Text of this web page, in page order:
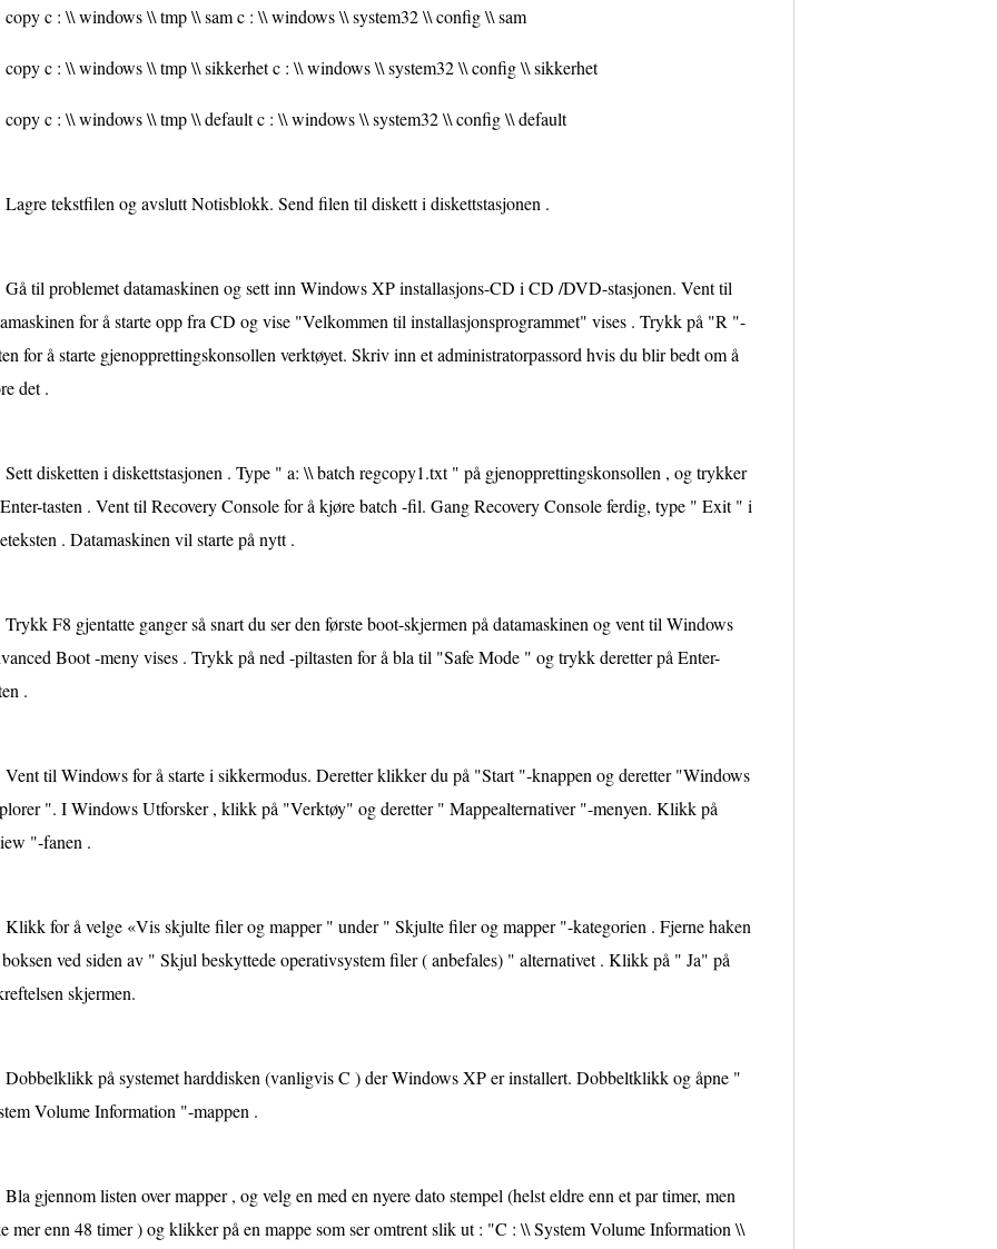
copy c : \\ windows \\ tmp \\ sam c : \\ windows \\ system32 \\ config \\ sam
copy c : \\ windows \\ tmp \\ sikkerhet c : \\ windows \\ system32 \\ config \\ sikkerhet
copy c : \\ windows \\ tmp \\ default c : \\ windows \\ system32 \\ config \\ default
Lagre tekstfilen og avslutt Notisblokk. Send filen til diskett i diskettstasjonen .
Gå til problemet datamaskinen og sett inn Windows XP installasjons-CD i CD /DVD-stasjonen. Vent til
for å starte opp fra CD og vise "Velkommen til installasjonsprogrammet" vises . Trykk på "R "-
for å starte gjenopprettingskonsollen verktøyet. Skriv inn et administratorpassord hvis du blir bedt om å
det .
Sett disketten i diskettstasjonen . Type " a: \\ batch regcopy1.txt " på gjenopprettingskonsollen , og trykker
tasten . Vent til Recovery Console for å kjøre batch -fil. Gang Recovery Console ferdig, type " Exit " i
. Datamaskinen vil starte på nytt .
Trykk F8 gjentatte ganger så snart du ser den første boot-skjermen på datamaskinen og vent til Windows
Boot -meny vises . Trykk på ned -piltasten for å bla til "Safe Mode " og trykk deretter på Enter-
.
Vent til Windows for å starte i sikkermodus. Deretter klikker du på "Start "-knappen og deretter "Windows
". I Windows Utforsker , klikk på "Verktøy" og deretter " Mappealternativer "-menyen. Klikk på
"-fanen .
Klikk for å velge «Vis skjulte filer og mapper " under " Skjulte filer og mapper "-kategorien . Fjerne haken
ved siden av " Skjul beskyttede operativsystem filer ( anbefales) " alternativet . Klikk på " Ja" på
skjermen.
Dobbelklikk på systemet harddisken (vanligvis C ) der Windows XP er installert. Dobbeltklikk og åpne "
Volume Information "-mappen .
Bla gjennom listen over mapper , og velg en med en nyere dato stempel (helst eldre enn et par timer, men
mer enn 48 timer ) og klikker på en mappe som ser omtrent slik ut : "C : \\ System Volume Information \\